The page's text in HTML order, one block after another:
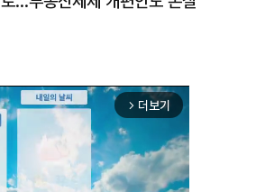
arrow_forward_ios 더보기